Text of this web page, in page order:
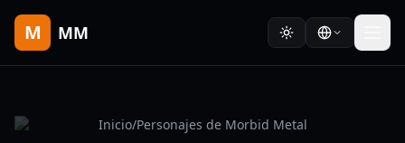
M MM
Inicio/Personajes de Morbid Metal